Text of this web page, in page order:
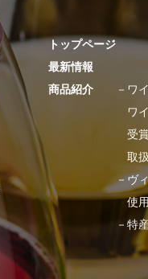
トップページ
最新情報
商品紹介
－ ワ
ワ
受
取
－ヴ
使
－ 特